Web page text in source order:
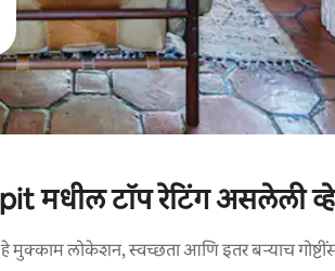
मधील टॉप रेटिंग असलेली
लोकेशन, स्वच्छता आणि इतर बऱ्याच